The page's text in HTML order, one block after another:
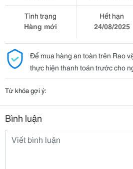
Tình trạng
Hàng mới
Hết hạn
24/08/2025
Để mua hàng an toàn trên Rao
thực hiện thanh toán trước cho
Từ khóa gợi ý:
Bình luận